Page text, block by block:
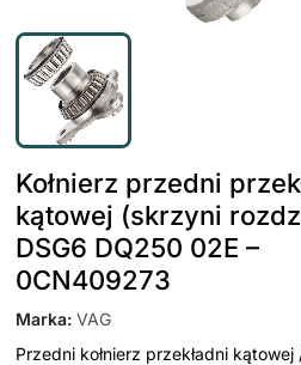
Kołnierz przedni
kątowej (skrzyni
DSG6 DQ250 02E –
0CN409273
Marka: VAG
Przedni kołnierz przekładni